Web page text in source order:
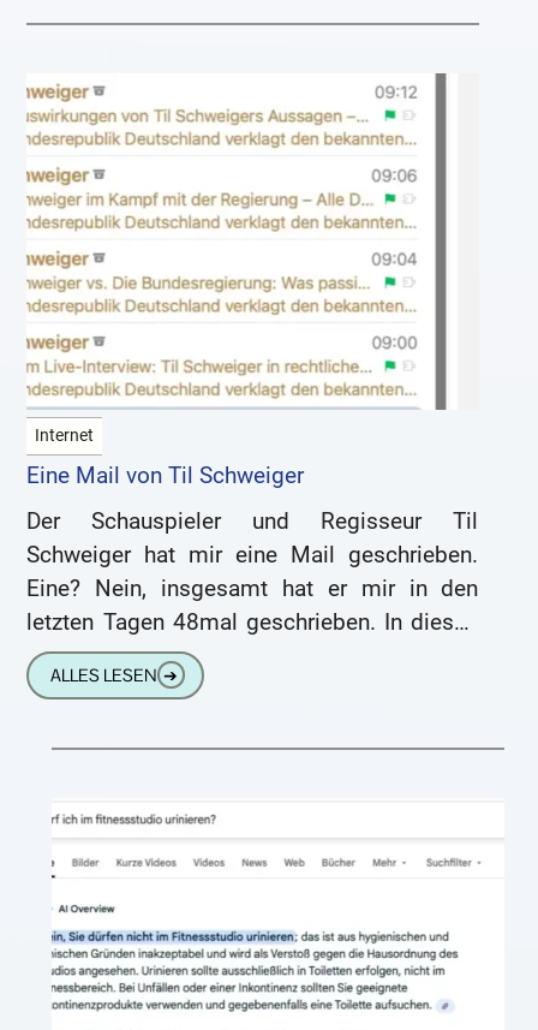
Internet
Eine Mail von Til Schweiger
Der Schauspieler und Regisseur Til
Schweiger hat mir eine Mail geschrieben.
Eine? Nein, insgesamt hat er mir in den
letzten Tagen 48mal geschrieben. In diesen
Mails ärgert sich Til, ich
ALLES LESEN ➔